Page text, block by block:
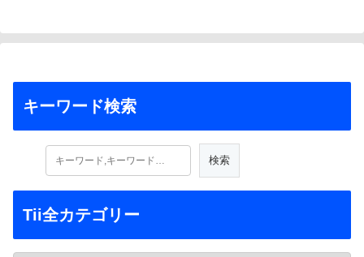
キーワード検索
Tii全カテゴリー